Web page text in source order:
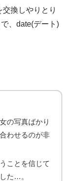
換しやりとり
、date(デート)
の写真ばかり
わせるのが非
ことを信じて
た…。